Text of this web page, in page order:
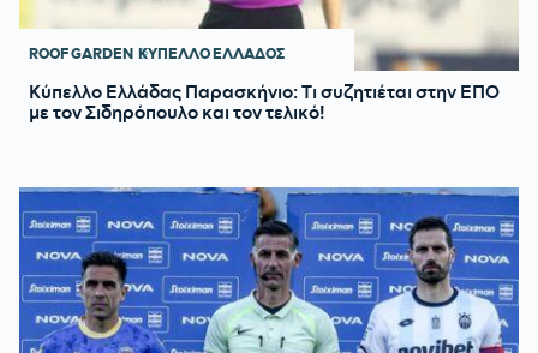
ROOF GARDEN ΚΥΠΕΛΛΟ ΕΛΛΑΔΟΣ
Κύπελλο Ελλάδας Παρασκήνιο: Τι συζητιέται στην ΕΠΟ
με τον Σιδηρόπουλο και τον τελικό!